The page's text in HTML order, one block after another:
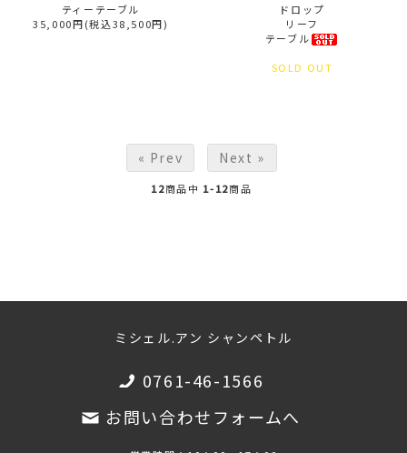
ティーテーブル
35,000円(税込38,500円)
ドロップ
リーフ
テーブル
SOLD OUT
« Prev Next »
12商品中 1-12商品
ミシェル.アン シャンペトル
0761-46-1566
お問い合わせフォームへ